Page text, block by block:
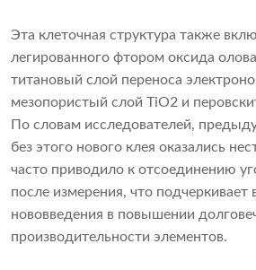
Эта клеточная структура также
легированного фтором оксида
титановый слой переноса
мезопористый слой TiO2 и
По словам исследователей,
без этого нового клея оказались
часто приводило к отсоединению
после измерения, что подчеркивает
нововведения в повышении
производительности элементов.